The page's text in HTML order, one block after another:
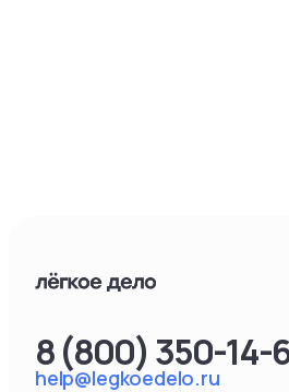
help@legkoedelo.ru
8 (800) 350-14-